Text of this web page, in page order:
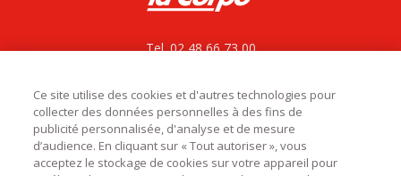
Tel. 02 48 66 73 00
18570 Le Subdray
service.commercial@labovida.com
Ce site utilise des cookies et d'autres technologies pour
collecter des données personnelles à des fins de
publicité personnalisée, d'analyse et de mesure
d’audience. En cliquant sur « Tout autoriser », vous
acceptez le stockage de cookies sur votre appareil pour